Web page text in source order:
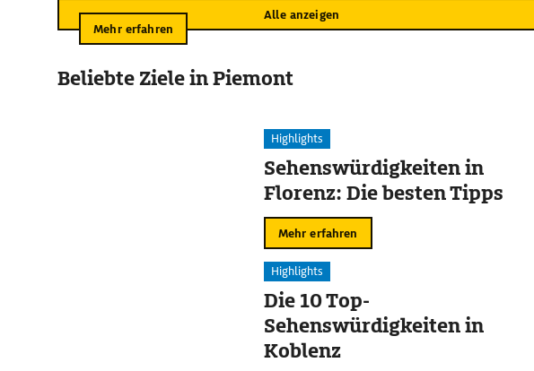
Alle anzeigen
Mehr erfahren
Beliebte Ziele in Piemont
Highlights
Sehenswürdigkeiten in
Florenz: Die besten Tipps
Mehr erfahren
Highlights
Die 10 Top-
Sehenswürdigkeiten in
Koblenz